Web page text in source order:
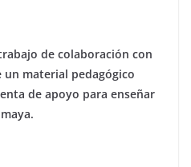
de colaboración con
material pedagógico
de apoyo para enseñar